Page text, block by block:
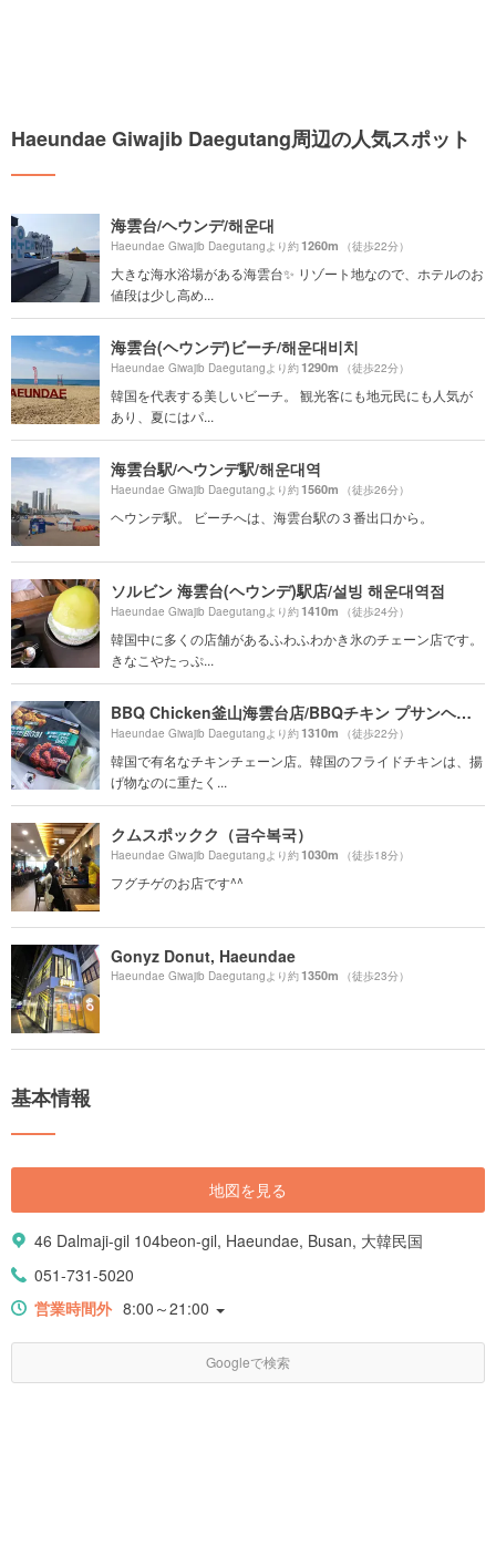
Haeundae Giwajib Daegutang周辺の人気スポット
海雲台/ヘウンデ/해운대
Haeundae Giwajib Daegutangより約1260m （徒歩22分）
大きな海水浴場がある海雲台✨ リゾート地なので、ホテルのお
値段は少し高め...
海雲台(ヘウンデ)ビーチ/해운대비치
Haeundae Giwajib Daegutangより約1290m （徒歩22分）
韓国を代表する美しいビーチ。 観光客にも地元民にも人気が
あり、夏にはパ...
海雲台駅/ヘウンデ駅/해운대역
Haeundae Giwajib Daegutangより約1560m （徒歩26分）
ヘウンデ駅。 ビーチへは、海雲台駅の３番出口から。
ソルビン 海雲台(ヘウンデ)駅店/설빙 해운대역점
Haeundae Giwajib Daegutangより約1410m （徒歩24分）
韓国中に多くの店舗があるふわふわかき氷のチェーン店です。
きなこやたっぷ...
BBQ Chicken釜山海雲台店/BBQチキン プサンヘウンデ店/BBQ치킨 부산해운대점
Haeundae Giwajib Daegutangより約1310m （徒歩22分）
韓国で有名なチキンチェーン店。韓国のフライドチキンは、揚
げ物なのに重たく...
クムスポックク（금수복국）
Haeundae Giwajib Daegutangより約1030m （徒歩18分）
フグチゲのお店です^^
Gonyz Donut, Haeundae
Haeundae Giwajib Daegutangより約1350m （徒歩23分）
基本情報
地図を見る
46 Dalmaji-gil 104beon-gil, Haeundae, Busan, 大韓民国
051-731-5020
営業時間外 8:00～21:00
Googleで検索